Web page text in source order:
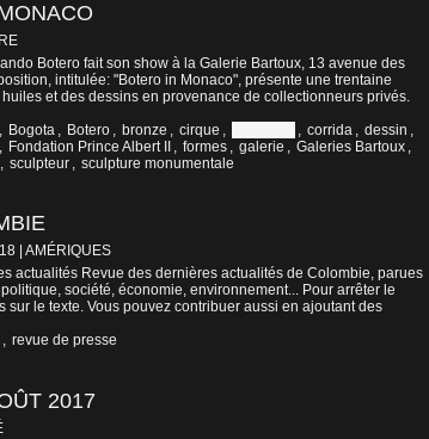
Botero fait son show à la Galerie Bartoux, 13 avenue des
intitulée: "Botero in Monaco", présente une trentaine
et des dessins en provenance de collectionneurs privés.
, Bogota , Botero , bronze , cirque , , corrida , dessin ,
, Fondation Prince Albert II , formes , galerie , Galeries Bartoux ,
, sculpteur , sculpture monumentale
AMÉRIQUES
actualités Revue des dernières actualités de Colombie, parues
société, économie, environnement... Pour arrêter le
sur le texte. Vous pouvez contribuer aussi en ajoutant des
, revue de presse
2017